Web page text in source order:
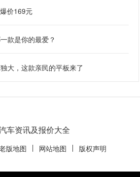
价169元
款是你的最爱？
大，这款亲民的平板来了
车资讯及报价大全
版地图 网站地图 版权声明